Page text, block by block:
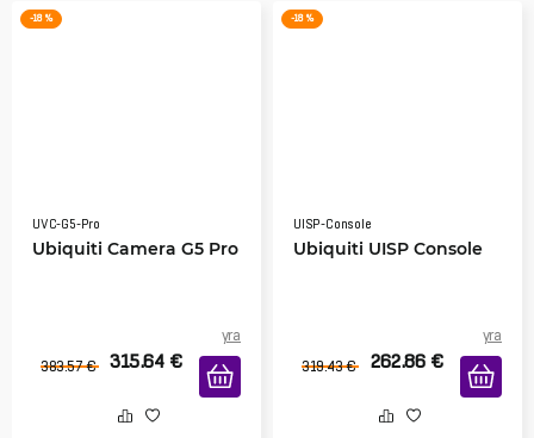
-18 %
UVC-G5-Pro
Ubiquiti Camera G5 Pro
yra
383.57 € 315.64 €
-18 %
UISP-Console
Ubiquiti UISP Console
yra
319.43 € 262.86 €